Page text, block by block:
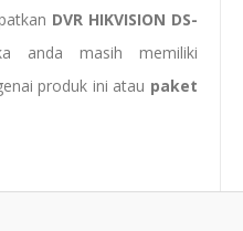
DVR HIKVISION DS-
anda masih memiliki
produk ini atau paket